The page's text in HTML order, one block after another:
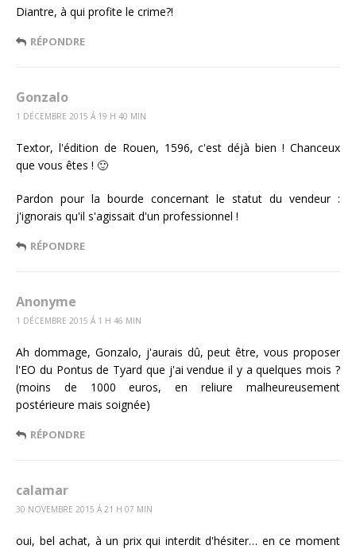
Diantre, à qui profite le crime?!
RÉPONDRE
Gonzalo
1 DÉCEMBRE 2015 Á 19 H 40 MIN
Textor, l'édition de Rouen, 1596, c'est déjà bien ! Chanceux
que vous êtes ! 🙂
Pardon pour la bourde concernant le statut du vendeur :
j'ignorais qu'il s'agissait d'un professionnel !
RÉPONDRE
Anonyme
1 DÉCEMBRE 2015 Á 1 H 46 MIN
Ah dommage, Gonzalo, j'aurais dû, peut être, vous proposer
l'EO du Pontus de Tyard que j'ai vendue il y a quelques mois ?
(moins de 1000 euros, en reliure malheureusement
postérieure mais soignée)
RÉPONDRE
calamar
30 NOVEMBRE 2015 Á 21 H 07 MIN
oui, bel achat, à un prix qui interdit d'hésiter… en ce moment